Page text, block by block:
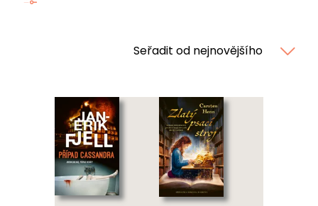
Seřadit od nejnovějšího